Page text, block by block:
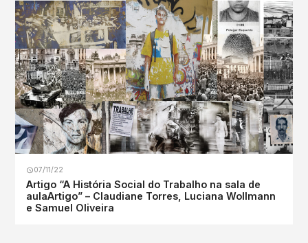
07/11/22
Artigo “A História Social do Trabalho na sala de
aulaArtigo” – Claudiane Torres, Luciana Wollmann
e Samuel Oliveira